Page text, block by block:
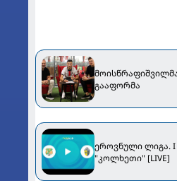
გააფორმა
ეროვნული ლიგა. I
"კოლხეთი" [LIVE]